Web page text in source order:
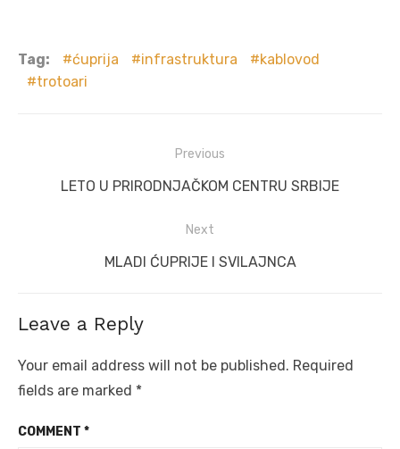
Tag: ćuprija infrastruktura
kablovod
trotoari
navigation
Previous
Previous
LETO U PRIRODNJAČKOM CENTRU SRBIJE
Next
Next
MLADI ĆUPRIJE I SVILAJNCA
Leave a Reply
Your email address will not be published. Required
fields are marked *
COMMENT *